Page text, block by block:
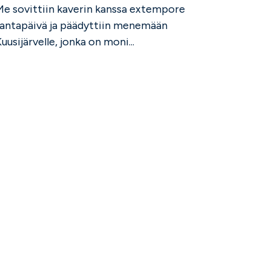
sovittiin kaverin kanssa extempore
ja päädyttiin menemään
jonka on moni...